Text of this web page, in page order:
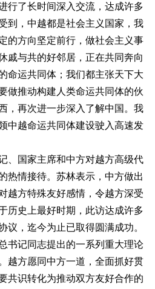
行了长时间深入交流，达成许多
到，中越都是社会主义国家，我
的方向坚定前行，做社会主义事
戚与共的好邻居，正在共同奔向
命运共同体；我们都主张天下大
做推动构建人类命运共同体的伙
，再次进一步深入了解中国。我
中越命运共同体建设驶入高速发
国家主席和中方对越方高级代
热情接待。苏林表示，中方做出
越方特殊友好感情，令越方深受
历史上最好时期，此访达成许多
议，迄今为止已取得圆满成功。
书记同志提出的一系列重大理论
越方愿同中方一道，全面抓好贯
共识转化为推动双方友好合作的